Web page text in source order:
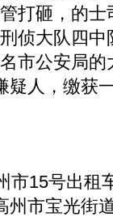
打砸，的
侦大队四
市公安局
疑人，缴获
15号出租
州市宝光街